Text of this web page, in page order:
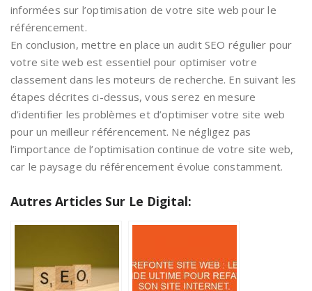
informées sur l’optimisation de votre site web pour le
référencement.
En conclusion, mettre en place un audit SEO régulier pour
votre site web est essentiel pour optimiser votre
classement dans les moteurs de recherche. En suivant les
étapes décrites ci-dessus, vous serez en mesure
d’identifier les problèmes et d’optimiser votre site web
pour un meilleur référencement. Ne négligez pas
l’importance de l’optimisation continue de votre site web,
car le paysage du référencement évolue constamment.
Autres Articles Sur Le Digital: